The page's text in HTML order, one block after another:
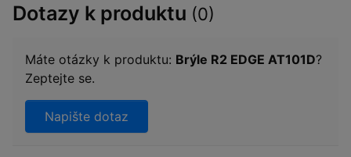
Dotazy k produktu (0)
Máte otázky k produktu: Brýle R2 EDGE AT101D?
Zeptejte se.
Napište dotaz